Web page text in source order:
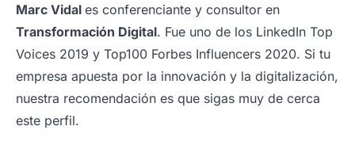
Marc Vidal es conferenciante y consultor en
Transformación Digital. Fue uno de los LinkedIn Top
Voices 2019 y Top100 Forbes Influencers 2020. Si tu
empresa apuesta por la innovación y la digitalización,
nuestra recomendación es que sigas muy de cerca
este perfil.